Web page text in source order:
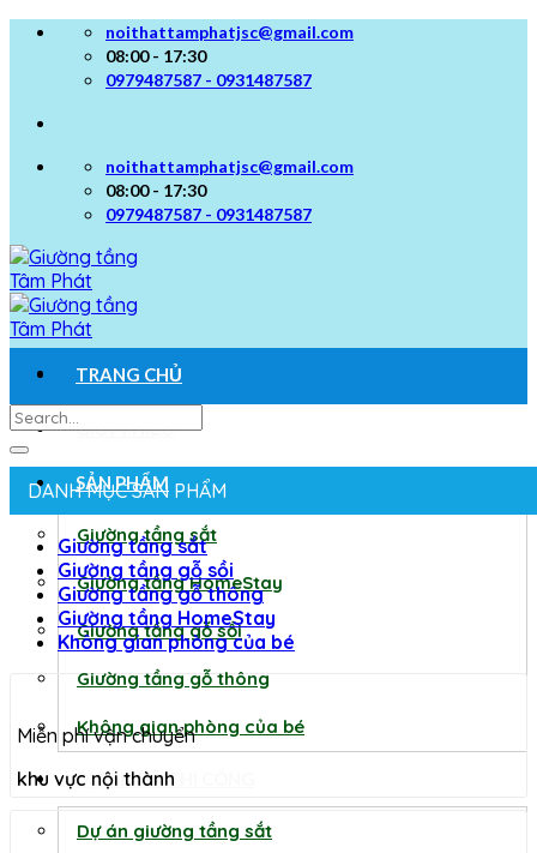
Skip
noithattamphatjsc@gmail.com
08:00 - 17:30
0979487587 - 0931487587
noithattamphatjsc@gmail.com
08:00 - 17:30
0979487587 - 0931487587
TRANG CHỦ
GIỚI THIỆU
SẢN PHẨM
Giường tầng sắt
Giường tầng HomeStay
Giường tầng gỗ sồi
Giường tầng gỗ thông
Không gian phòng của bé
DỰ ÁN ĐÃ THI CÔNG
Dự án giường tầng sắt
Search
for:
DANH MỤC SẢN PHẨM
Giường tầng sắt
Giường tầng gỗ sồi
Giường tầng gỗ thông
Giường tầng HomeStay
Không gian phòng của bé
Miễn phí vận chuyển
khu vực nội thành